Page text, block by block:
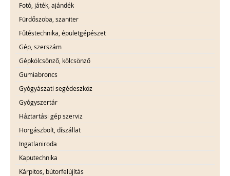
Fotó, játék, ajándék
Fürdőszoba, szaniter
Fűtéstechnika, épületgépészet
Gép, szerszám
Gépkölcsönző, kölcsönző
Gumiabroncs
Gyógyászati segédeszköz
Gyógyszertár
Háztartási gép szerviz
Horgászbolt, díszállat
Ingatlaniroda
Kaputechnika
Kárpitos, bútorfelújítás